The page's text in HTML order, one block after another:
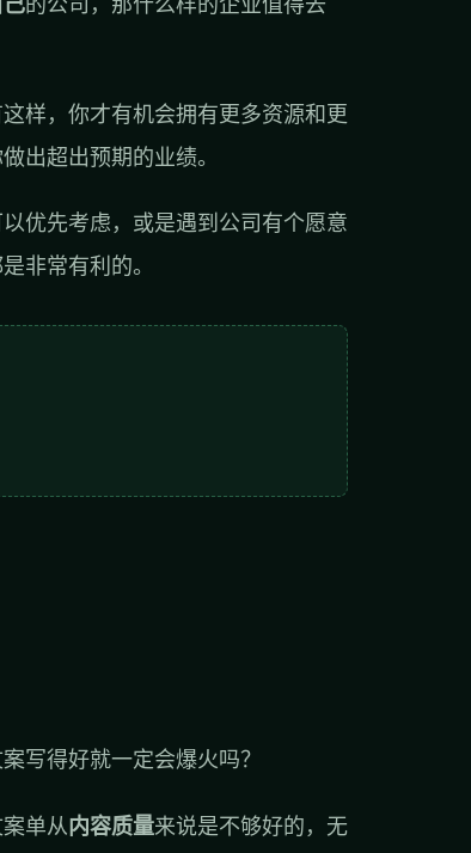
样，你才有机会拥有更多资源和更
出超出预期的业绩。
优先考虑，或是遇到公司有个愿意
非常有利的。
写得好就一定会爆火吗？
单从内容质量来说是不够好的，无